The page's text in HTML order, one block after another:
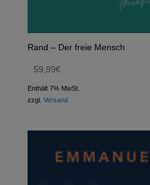
Rand – Der freie Mensch
59,99€
Enthält 7% MwSt.
zzgl. Versand